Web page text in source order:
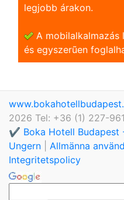
legjobb árakon.
A
és egyszerũen
2026 Tel: +36 (1) 227-
✔️ Boka Hotell Budapest
Ungern
Allmänna
Integritetspolicy